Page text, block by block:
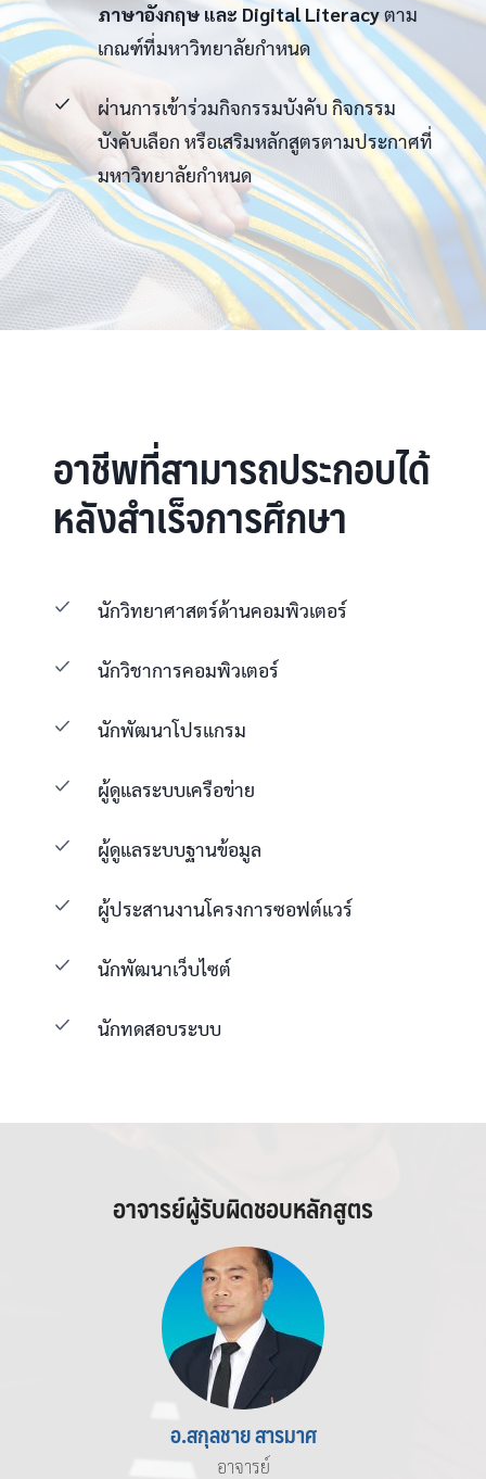
ภาษาอังกฤษ และ Digital Literacyตาม
เกณฑ์ที่มหาวิทยาลัยกำหนด
ผ่านการเข้าร่วมกิจกรรมบังคับ กิจกรรม
บังคับเลือก หรือเสริมหลักสูตรตามประกาศที่
มหาวิทยาลัยกำหนด
อาชีพที่สามารถประกอบได้
หลังสำเร็จการศึกษา
นักวิทยาศาสตร์ด้านคอมพิวเตอร์
นักวิชาการคอมพิวเตอร์
นักพัฒนาโปรแกรม
ผู้ดูแลระบบเครือข่าย
ผู้ดูแลระบบฐานข้อมูล
ผู้ประสานงานโครงการซอฟต์แวร์
นักพัฒนาเว็บไซต์
นักทดสอบระบบ
อาจารย์ผู้รับผิดชอบหลักสูตร
อ.สกุลชาย สารมาศ
อาจารย์